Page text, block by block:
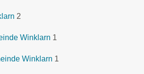
2
Winklarn 1
Winklarn 1